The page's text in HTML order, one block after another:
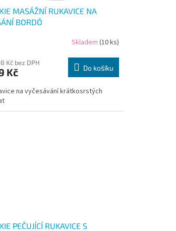
MASÁŽNÍ RUKAVICE NA
BORDÓ
Skladem (10 ks)
Kč bez DPH
Kč Do košíku
na vyčesávání krátkosrstých
PEČUJÍCÍ RUKAVICE S